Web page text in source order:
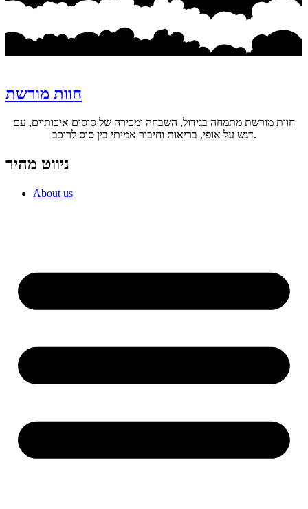
חוות מורשת
חוות מורשת מתמחה בגידול, השבחה ומכירה של סוסים איכותיים, עם
דגש על אופי, בריאות וחיבור אמיתי בין סוס לרוכב.
ניווט מהיר
About us